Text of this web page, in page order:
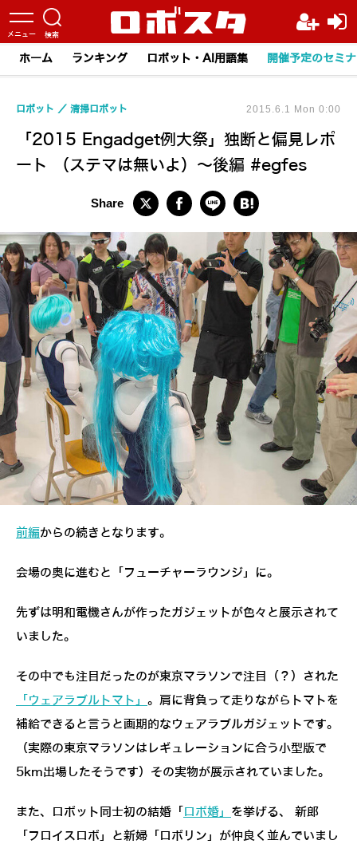
ホーム ランキング ロボット・AI用語集 開催予定のセミ
「2015 Engadget例大祭」独断と偏見レポ
ート （ステマは無いよ）～後編 #egfes
ロボット 清掃ロボット 2015.6.1 Mon 0:00
前編からの続きとなります。
会場の奥に進むと「フューチャーラウンジ」に。
先ずは明和電機さんが作ったガジェットが色々と展示されて
いました。
その中でも注目だったのが東京マラソンで注目（？）された
「ウェアラブルトマト」 。肩に背負って走りながらトマトを
補給できると言うと画期的なウェアラブルガジェットです。
（実際の東京マラソンはレギュレーションに合う小型版で
5km出場したそうです）その実物が展示されていました。
また、ロボット同士初の結婚「 ロボ婚」 を挙げる、 新郎
「フロイスロボ」と新婦「ロボリン」が仲良く並んでいまし